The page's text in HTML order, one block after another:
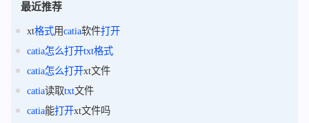
最近推荐
xt格式用catia软件打开
catia怎么打开txt格式
catia怎么打开xt文件
catia读取txt文件
catia能打开xt文件吗